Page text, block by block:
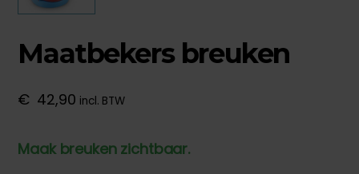
Maatbekers breuken
€ 42,90 incl. BTW
Maak breuken zichtbaar.